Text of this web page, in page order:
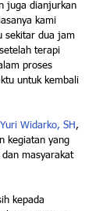
juga dianjurkan
kami
sekitar dua jam
terapi
proses
untuk kembali
Yuri Widarko, SH ,
kegiatan yang
masyarakat
kepada